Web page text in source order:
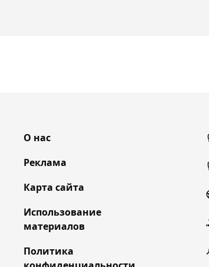
О нас
Реклама
Карта сайта
Использование
материалов
Политика